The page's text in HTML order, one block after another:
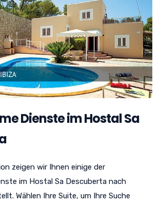
Dienste im Hostal Sa
zeigen wir Ihnen einige der
im Hostal Sa Descuberta nach
Wählen Ihre Suite, um Ihre Suche